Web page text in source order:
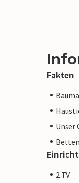
Fakten
Unser
2 TV